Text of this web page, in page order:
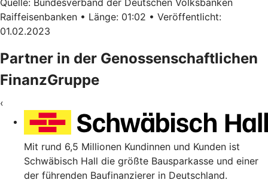
Raiffeisenbanken • Länge: 01:02 • Veröffentlicht:
01.02.2023
Partner in der Genossenschaftlichen
FinanzGruppe
‹
Mit rund 6,5 Millionen Kundinnen und Kunden ist
Schwäbisch Hall die größte Bausparkasse und einer
der führenden Baufinanzierer in Deutschland.